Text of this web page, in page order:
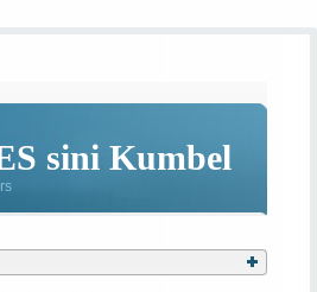
sini Kumbel